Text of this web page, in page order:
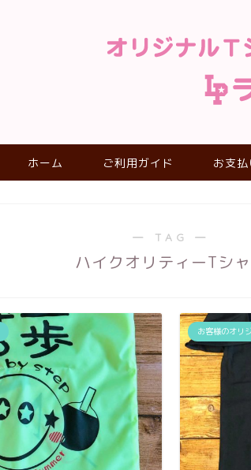
ホーム ご利用ガイド お支
― TAG ―
ハイクオリティーTシ
お客様のオリ